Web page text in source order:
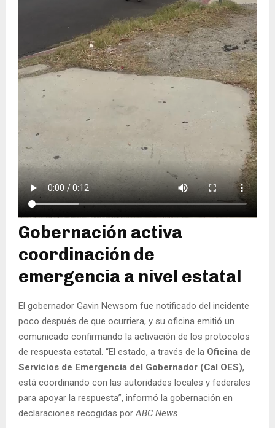
Gobernación activa
coordinación de
emergencia a nivel estatal
El gobernador Gavin Newsom fue notificado del incidente
poco después de que ocurriera, y su oficina emitió un
comunicado confirmando la activación de los protocolos
de respuesta estatal. “El estado, a través de la Oficina de
Servicios de Emergencia del Gobernador (Cal OES),
está coordinando con las autoridades locales y federales
para apoyar la respuesta”, informó la gobernación en
declaraciones recogidas porABC News.